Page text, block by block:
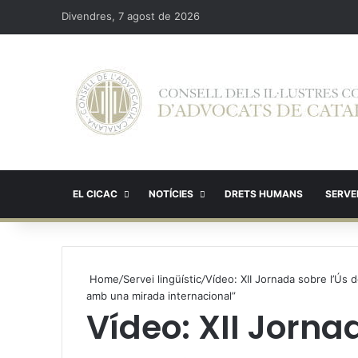
Divendres, 7 agost de 2026
EL CICAC NOTÍCIES DRETS HUMANS
Home/Servei lingüístic/Vídeo: XII Jornada sobre l’Ús
amb una mirada internacional”
Vídeo: XII